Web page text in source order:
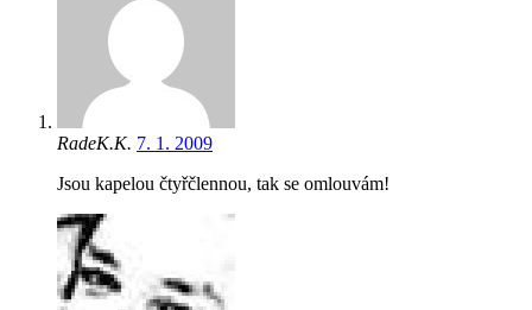
RadeK.K. 7. 1. 2009
Jsou kapelou čtyřčlennou, tak se omlouvám!